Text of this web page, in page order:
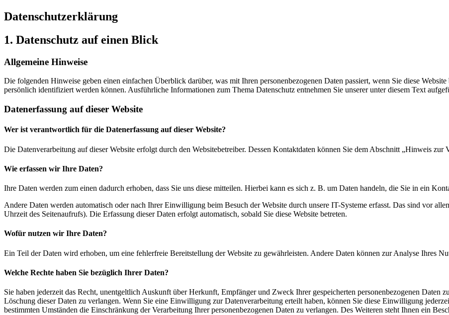
Datenschutzerklärung
1. Datenschutz auf einen Blick
Allgemeine Hinweise
Die folgenden Hinweise geben einen einfachen Überblick darüber, was mit Ihren personenbezogenen Daten passiert, wenn Sie diese
persönlich identifiziert werden können. Ausführliche Informationen zum Thema Datenschutz entnehmen Sie unserer unter diesem Text
Datenerfassung auf dieser Website
Wer ist verantwortlich für die Datenerfassung auf dieser Website?
Die Datenverarbeitung auf dieser Website erfolgt durch den Websitebetreiber. Dessen Kontaktdaten können Sie dem Abschnitt „Hinweis
Wie erfassen wir Ihre Daten?
Ihre Daten werden zum einen dadurch erhoben, dass Sie uns diese mitteilen. Hierbei kann es sich z. B. um Daten handeln, die Sie in ein
Andere Daten werden automatisch oder nach Ihrer Einwilligung beim Besuch der Website durch unsere IT-Systeme erfasst. Das sind vor
Uhrzeit des Seitenaufrufs). Die Erfassung dieser Daten erfolgt automatisch, sobald Sie diese Website betreten.
Wofür nutzen wir Ihre Daten?
Ein Teil der Daten wird erhoben, um eine fehlerfreie Bereitstellung der Website zu gewährleisten. Andere Daten können zur Analyse Ihres
Welche Rechte haben Sie bezüglich Ihrer Daten?
Sie haben jederzeit das Recht, unentgeltlich Auskunft über Herkunft, Empfänger und Zweck Ihrer gespeicherten personenbezogenen Daten
Löschung dieser Daten zu verlangen. Wenn Sie eine Einwilligung zur Datenverarbeitung erteilt haben, können Sie diese Einwilligung
bestimmten Umständen die Einschränkung der Verarbeitung Ihrer personenbezogenen Daten zu verlangen. Des Weiteren steht Ihnen ein